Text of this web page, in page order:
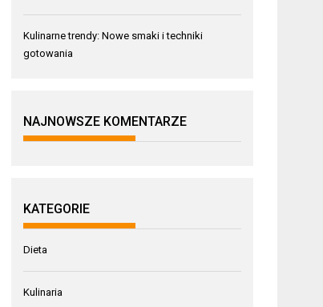
Kulinarne trendy: Nowe smaki i techniki
gotowania
NAJNOWSZE KOMENTARZE
KATEGORIE
Dieta
Kulinaria